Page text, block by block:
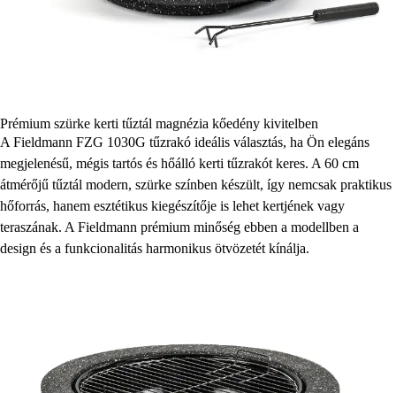
Prémium szürke kerti tűztál magnézia kőedény kivitelben
A Fieldmann FZG 1030G tűzrakó ideális választás, ha Ön elegáns
megjelenésű, mégis tartós és hőálló kerti tűzrakót keres. A 60 cm
átmérőjű tűztál modern, szürke színben készült, így nemcsak praktikus
hőforrás, hanem esztétikus kiegészítője is lehet kertjének vagy
teraszának. A Fieldmann prémium minőség ebben a modellben a
design és a funkcionalitás harmonikus ötvözetét kínálja.